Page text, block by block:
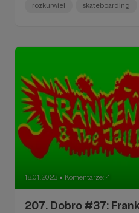
rozkurwiel skateboarding
18.01.2023 ● Komentarze: 4
207. Dobro #37: